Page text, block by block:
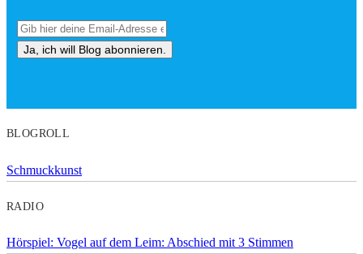
BLOGROLL
Schmuckkunst
RADIO
Hörspiel: Vogel auf dem Leim: Abschied mit 3 Stimmen